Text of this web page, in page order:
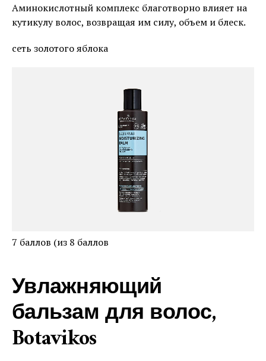
Аминокислотный комплекс благотворно влияет на
кутикулу волос, возвращая им силу, объем и блеск.
сеть золотого яблока
7 баллов (из 8 баллов
Увлажняющий
бальзам для волос,
Botavikos